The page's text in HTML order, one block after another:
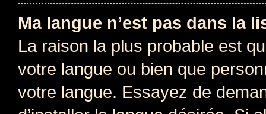
Ma langue n’est pas dans la
La raison la plus probable est
votre langue ou bien que
votre langue. Essayez de